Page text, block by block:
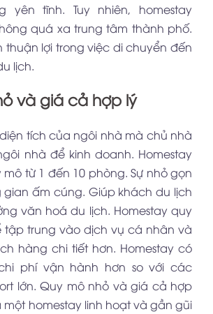
yên tĩnh. Tuy nhiên, homestay
quá xa trung tâm thành phố.
thuận lợi trong việc di chuyển đến
lịch.
và giá cả hợp lý
tích của ngôi nhà mà chủ nhà
nhà để kinh doanh. Homestay
từ 1 đến 10 phòng. Sự nhỏ gọn
gian ấm cúng. Giúp khách du lịch
văn hoá du lịch. Homestay quy
tập trung vào dịch vụ cá nhân và
hàng chi tiết hơn. Homestay có
phí vận hành hơn so với các
lớn. Quy mô nhỏ và giá cả hợp
một homestay linh hoạt và gần gũi